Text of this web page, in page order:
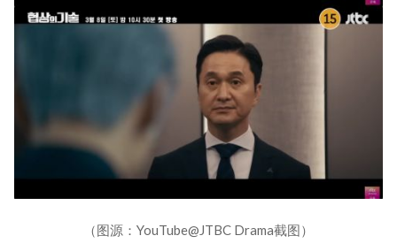
（图源：YouTube@JTBC Drama截图）